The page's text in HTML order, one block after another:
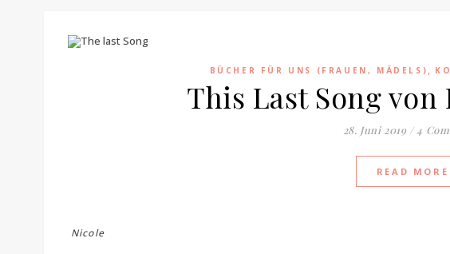
BÜCHER FÜR UNS (FRAUEN, MÄDELS) ,
This Last Song
28. Juni 2019 / 4
READ MORE
Nicole